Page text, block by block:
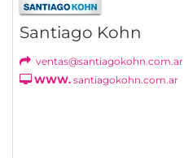
Santiago Kohn
ventas@santiagokohn.com.ar
WWW. santiagokohn.com.ar